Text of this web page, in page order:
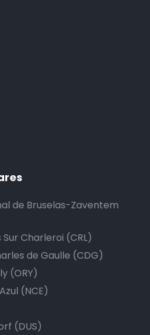
de Bruselas-Zaventem
Charleroi (CRL)
de Gaulle (CDG)
(ORY)
(NCE)
(DUS)